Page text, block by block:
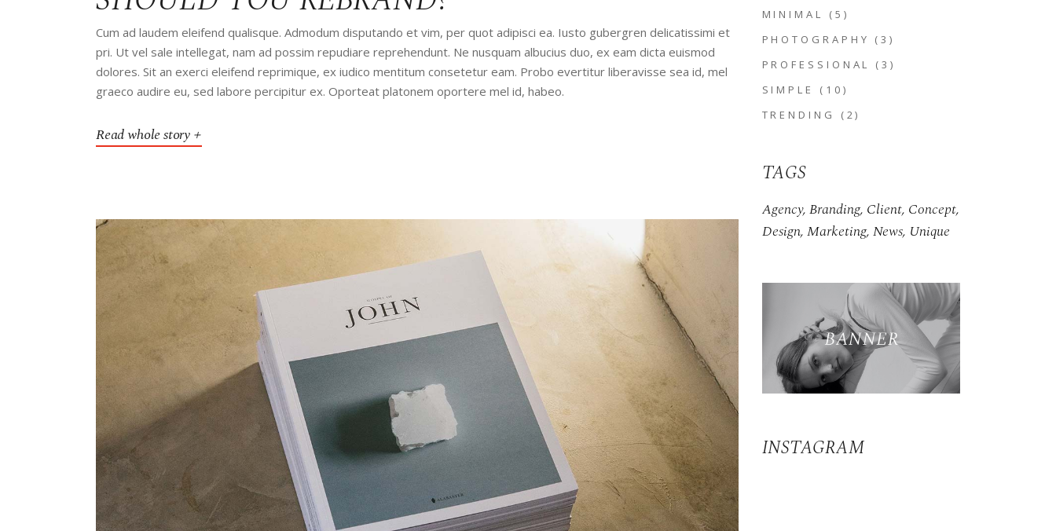
Cum ad laudem eleifend qualisque. Admodum disputando et vim, per quot adipisci ea. Iusto gubergren delicatissimi et
pri. Ut vel sale intellegat, nam ad possim repudiare reprehendunt. Ne nusquam albucius duo, ex eam dicta euismod
dolores. Sit an exerci eleifend reprimique, ex iudico mentitum consetetur eam. Probo evertitur liberavisse sea id, mel
graeco audire eu, sed labore percipitur ex. Oporteat platonem oportere mel id, habeo.
Read whole story
MINIMAL
(5)
PHOTOGRAPHY
(3)
PROFESSIONAL
(3)
SIMPLE
(10)
TRENDING
(2)
TAGS
Agency Branding Client Concept
Design Marketing News Unique
INSTAGRAM